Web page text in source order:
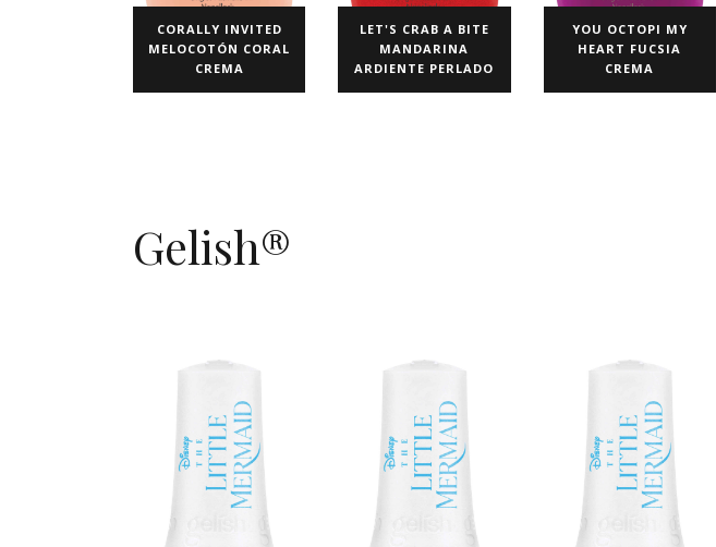
CORALLY INVITED
MELOCOTÓN CORAL
CREMA
LET'S CRAB A BITE
MANDARINA
ARDIENTE PERLADO
YOU OCTOPI MY
HEART FUCSIA
CREMA
Gelish®